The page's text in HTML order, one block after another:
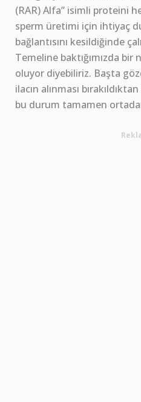
(RAR) Alfa” isimli proteini
sperm üretimi için ihtiyaç
bağlantısını kesildiğinde
Temeline baktığımızda bir
oluyor diyebiliriz. Başta
ilacın alınması
bu durum tamamen